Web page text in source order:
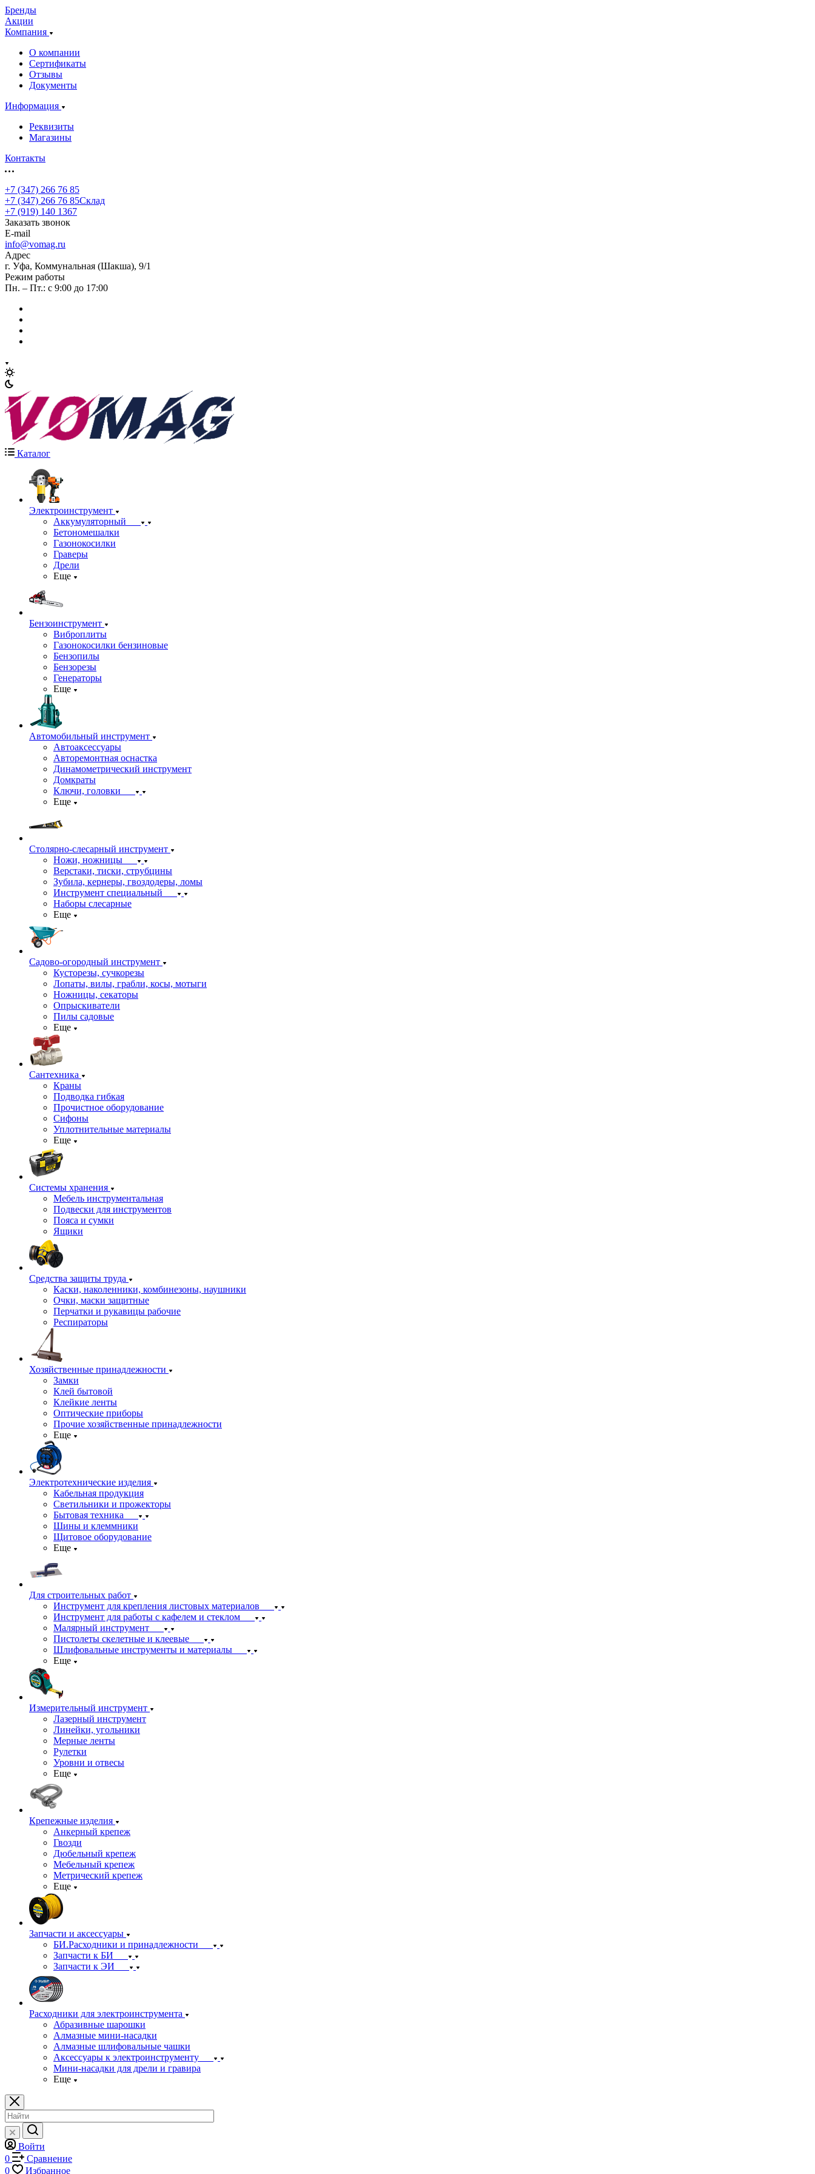
Бренды
Акции
Компания
О компании
Сертификаты
Отзывы
Документы
Информация
Реквизиты
Магазины
Контакты
+7 (347) 266 76 85
+7 (347) 266 76 85Склад
+7 (919) 140 1367
Заказать звонок
E-mail
info@vomag.ru
Адрес
г. Уфа, Коммунальная (Шакша), 9/1
Режим работы
Пн. – Пт.: с 9:00 до 17:00
Каталог
Электроинструмент
Аккумуляторный
Бетономешалки
Газонокосилки
Граверы
Дрели
Еще
Бензоинструмент
Виброплиты
Газонокосилки бензиновые
Бензопилы
Бензорезы
Генераторы
Еще
Автомобильный инструмент
Автоаксессуары
Авторемонтная оснастка
Динамометрический инструмент
Домкраты
Ключи, головки
Еще
Столярно-слесарный инструмент
Ножи, ножницы
Верстаки, тиски, струбцины
Зубила, кернеры, гвоздодеры, ломы
Инструмент специальный
Наборы слесарные
Еще
Садово-огородный инструмент
Кусторезы, сучкорезы
Лопаты, вилы, грабли, косы, мотыги
Ножницы, секаторы
Опрыскиватели
Пилы садовые
Еще
Сантехника
Краны
Подводка гибкая
Прочистное оборудование
Сифоны
Уплотнительные материалы
Еще
Системы хранения
Мебель инструментальная
Подвески для инструментов
Пояса и сумки
Ящики
Средства защиты труда
Каски, наколенники, комбинезоны, наушники
Очки, маски защитные
Перчатки и рукавицы рабочие
Респираторы
Хозяйственные принадлежности
Замки
Клей бытовой
Клейкие ленты
Оптические приборы
Прочие хозяйственные принадлежности
Еще
Электротехнические изделия
Кабельная продукция
Светильники и прожекторы
Бытовая техника
Шины и клеммники
Щитовое оборудование
Еще
Для строительных работ
Инструмент для крепления листовых материалов
Инструмент для работы с кафелем и стеклом
Малярный инструмент
Пистолеты скелетные и клеевые
Шлифовальные инструменты и материалы
Еще
Измерительный инструмент
Лазерный инструмент
Линейки, угольники
Мерные ленты
Рулетки
Уровни и отвесы
Еще
Крепежные изделия
Анкерный крепеж
Гвозди
Дюбельный крепеж
Мебельный крепеж
Метрический крепеж
Еще
Запчасти и аксессуары
БИ.Расходники и принадлежности
Запчасти к БИ
Запчасти к ЭИ
Расходники для электроинструмента
Абразивные шарошки
Алмазные мини-насадки
Алмазные шлифовальные чашки
Аксессуары к электроинструменту
Мини-насадки для дрели и гравира
Еще
Войти
0
Сравнение
0
Избранное